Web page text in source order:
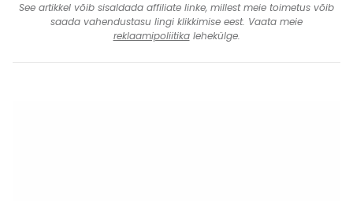
See artikkel võib sisaldada affiliate linke, millest meie toimetus võib
saada vahendustasu lingi klikkimise eest. Vaata meie
reklaamipoliitikalehekülge.